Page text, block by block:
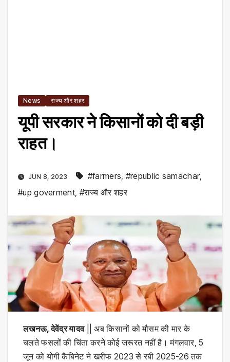
News राज्य और शहर
यूपी सरकार ने किसानों को दी बड़ी
राहत।
JUN 8, 2023 #farmers #republic samachar,
#up goverment, #राज्य और शहर
लखनऊ, देवेंद्र यादव|| अब किसानों को मौसम की मार के
चलते फसलों की चिंता करने कोई जरूरत नहीं है। मंगलवार, 5
जून को योगी कैबिनेट ने खरीफ 2023 से रबी 2025-26 तक